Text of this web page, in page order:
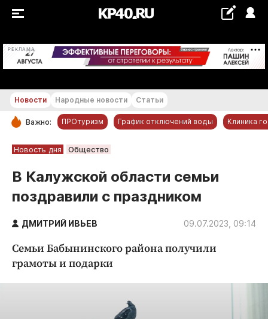
РЕКЛАМА +29...+30 °С
РУБРИКИ
Новости компаний
Статьи
Народные новости
Авто и транспорт
Благоустройство
Недвижимость и ЖКХ
Новости Народные новости Статьи
Важно: ПРОтуризм График отключений воды Клиника
Новость дня Общество
В Калужской области семьи
поздравили с праздником
ДМИТРИЙ ИВЬЕВ 09.07.2023, 09:14
Семьи Бабынинского района получили
грамоты и подарки